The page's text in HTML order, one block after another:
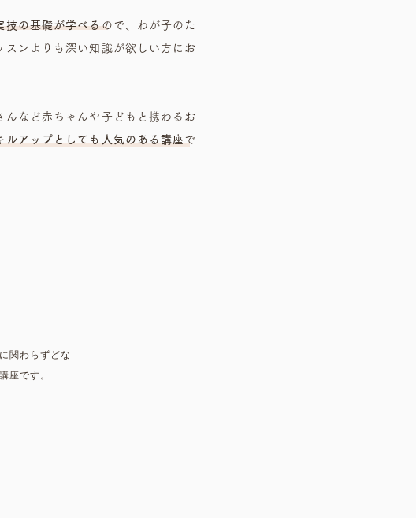
技の基礎が学べるので、わが子のた
スンよりも深い知識が欲しい方にお
んなど赤ちゃんや子どもと携わるお
ルアップとしても人気のある講座 で
関わらずどな
座です。